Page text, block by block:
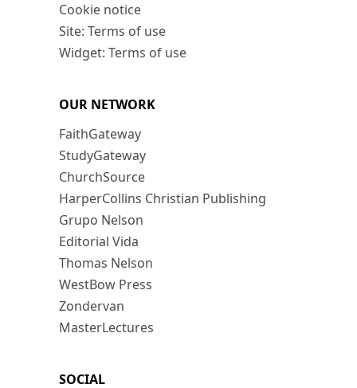
Cookie notice
Site: Terms of use
Widget: Terms of use
OUR NETWORK
FaithGateway
StudyGateway
ChurchSource
HarperCollins Christian Publishing
Grupo Nelson
Editorial Vida
Thomas Nelson
WestBow Press
Zondervan
MasterLectures
SOCIAL